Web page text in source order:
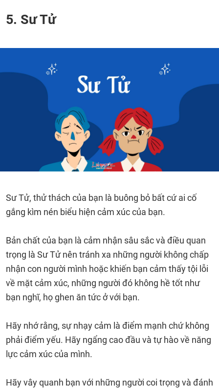
5. Sư Tử
Sư Tử, thử thách của bạn là buông bỏ bất cứ ai cố
gắng kìm nén biểu hiện cảm xúc của bạn.
Bản chất của bạn là cảm nhận sâu sắc và điều quan
trọng là Sư Tử nên tránh xa những người không chấp
nhận con người mình hoặc khiến bạn cảm thấy tội lỗi
về mặt cảm xúc, những người đó không hề tốt như
bạn nghĩ, họ ghen ăn tức ở với bạn.
Hãy nhớ rằng, sự nhạy cảm là điểm mạnh chứ không
phải điểm yếu. Hãy ngẩng cao đầu và tự hào về năng
lực cảm xúc của mình.
Hãy vây quanh bạn với những người coi trọng và đánh